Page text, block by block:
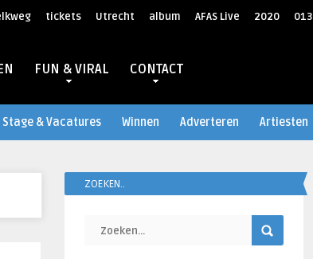
tickets Utrecht album AFAS Live 2020 013
FUN & VIRAL CONTACT
Stage & Vacatures Winnen Adverteren Artiesten
ZOEKEN..